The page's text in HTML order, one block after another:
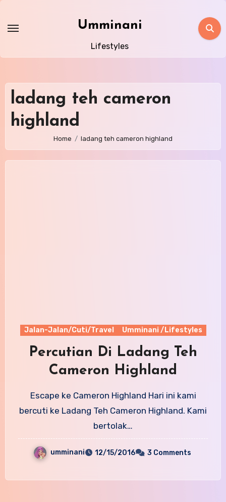
content
Umminani
Lifestyles
ladang teh cameron
highland
Home ladang teh cameron highland
Jalan-Jalan/Cuti/Travel Umminani /Lifestyles
Percutian Di Ladang Teh
Cameron Highland
Escape ke Cameron Highland Hari ini kami
bercuti ke Ladang Teh Cameron Highland. Kami
bertolak…
umminani 12/15/2016 3 Comments